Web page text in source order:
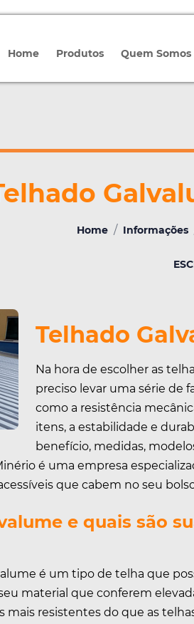
Home Produtos Quem Somos
Home / Informações
Telhado
Na hora de escolher as
preciso levar uma série de
como a resistência
itens, a estabilidade e
benefício, medidas,
é uma empresa
que cabem no seu
e quais são
é um tipo de telha que
material que conferem
mais resistentes do que as